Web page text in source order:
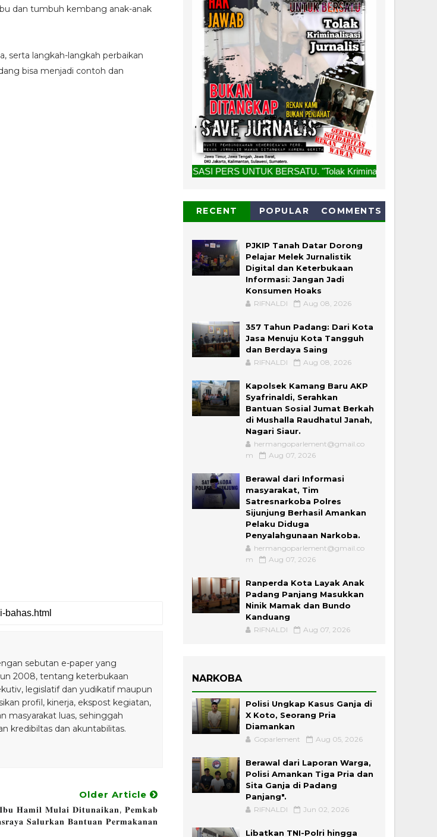
dan tumbuh kembang anak-anak
serta langkah-langkah perbaikan
bisa menjadi contoh dan
sebutan e-paper yang
2008, tentang keterbukaan
legislatif dan yudikatif maupun
profil, kinerja, ekspost kegiatan,
masyarakat luas, sehinggah
kredibiltas dan akuntabilitas.
Older Article
𝐇𝐚𝐦𝐢𝐥 𝐌𝐮𝐥𝐚𝐢 𝐃𝐢𝐭𝐮𝐧𝐚𝐢𝐤𝐚𝐧, 𝐏𝐞𝐦𝐤𝐚𝐛
𝐒𝐚𝐥𝐮𝐫𝐤𝐚𝐧 𝐁𝐚𝐧𝐭𝐮𝐚𝐧 𝐏𝐞𝐫𝐦𝐚𝐤𝐚𝐧𝐚𝐧
SERUAN LEMBAGA & ORGANISASI PERS UNTUK BERSATU. "Tolak Kriminalisasi Jurnalis, Rekan Kami
RECENT POPULAR COMMENTS
PJKIP Tanah Datar Dorong
Pelajar Melek Jurnalistik
Digital dan Keterbukaan
Informasi: Jangan Jadi
Konsumen Hoaks
RIFNALDI Aug 08, 2026
357 Tahun Padang: Dari Kota
Jasa Menuju Kota Tangguh
dan Berdaya Saing
RIFNALDI Aug 08, 2026
Kapolsek Kamang Baru AKP
Syafrinaldi, Serahkan
Bantuan Sosial Jumat Berkah
di Mushalla Raudhatul Janah,
Nagari Siaur.
hermangoparlement@gmail.co
m
Aug 07, 2026
Berawal dari Informasi
masyarakat, Tim
Satresnarkoba Polres
Sijunjung Berhasil Amankan
Pelaku Diduga
Penyalahgunaan Narkoba.
hermangoparlement@gmail.co
m
Aug 07, 2026
Ranperda Kota Layak Anak
Padang Panjang Masukkan
Ninik Mamak dan Bundo
Kanduang
RIFNALDI Aug 07, 2026
NARKOBA
Polisi Ungkap Kasus Ganja di
X Koto, Seorang Pria
Diamankan
Goparlement Aug 05, 2026
Berawal dari Laporan Warga,
Polisi Amankan Tiga Pria dan
Sita Ganja di Padang
Panjang".
RIFNALDI Jun 02, 2026
Libatkan TNI-Polri hingga